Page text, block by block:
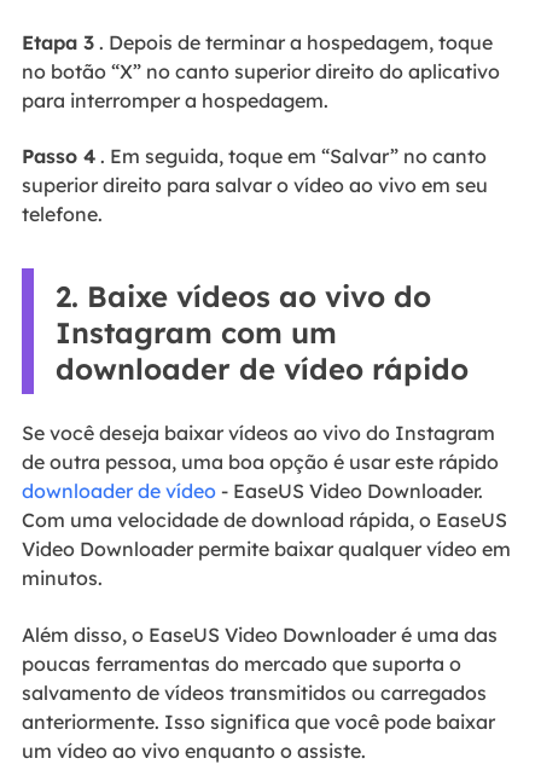
Etapa 3. Depois de terminar a hospedagem, toque
no botão “X” no canto superior direito do aplicativo
para interromper a hospedagem.
Passo 4. Em seguida, toque em “Salvar” no canto
superior direito para salvar o vídeo ao vivo em seu
telefone.
2. Baixe vídeos ao vivo do
Instagram com um
downloader de vídeo rápido
Se você deseja baixar vídeos ao vivo do Instagram
de outra pessoa, uma boa opção é usar este rápido
downloader de vídeo- EaseUS Video Downloader.
Com uma velocidade de download rápida, o EaseUS
Video Downloader permite baixar qualquer vídeo em
minutos.
Além disso, o EaseUS Video Downloader é uma das
poucas ferramentas do mercado que suporta o
salvamento de vídeos transmitidos ou carregados
anteriormente. Isso significa que você pode baixar
um vídeo ao vivo enquanto o assiste.